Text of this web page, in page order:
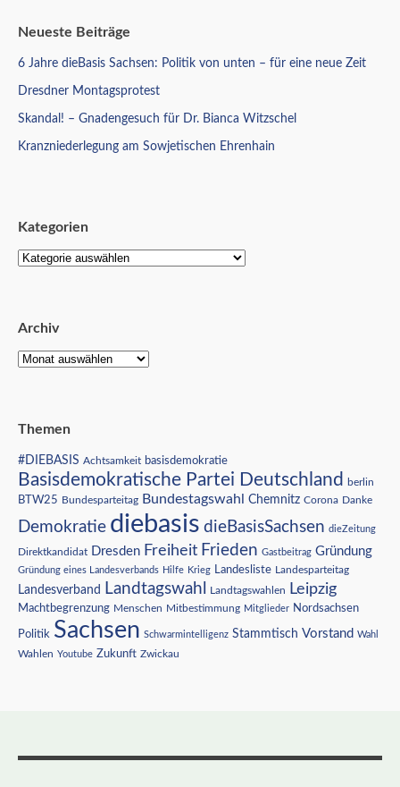
Neueste Beiträge
6 Jahre dieBasis Sachsen: Politik von unten – für eine neue Zeit
Dresdner Montagsprotest
Skandal! – Gnadengesuch für Dr. Bianca Witzschel
Kranzniederlegung am Sowjetischen Ehrenhain
Kategorien
Archiv
Themen
#DIEBASIS Achtsamkeit basisdemokratie
Basisdemokratische Partei Deutschland berlin
BTW25 Bundesparteitag Bundestagswahl Chemnitz Corona Danke
Demokratie diebasis dieBasisSachsen dieZeitung
Direktkandidat Dresden Freiheit Frieden Gastbeitrag Gründung
Gründung eines Landesverbands Hilfe Krieg Landesliste Landesparteitag
Landesverband Landtagswahl Landtagswahlen Leipzig
Machtbegrenzung Menschen Mitbestimmung Mitglieder Nordsachsen
Politik Sachsen Schwarmintelligenz Stammtisch Vorstand Wahl
Wahlen Youtube Zukunft Zwickau